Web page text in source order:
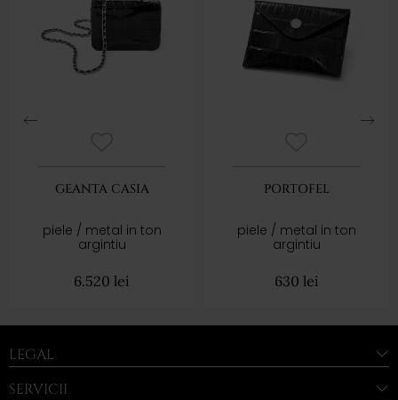
GEANTA CASIA
piele / metal in ton
argintiu
6.520 lei
PORTOFEL
piele / metal in ton
argintiu
630 lei
LEGAL
SERVICII